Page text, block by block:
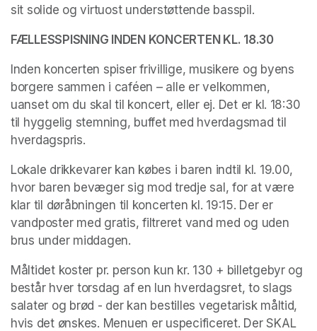
sit solide og virtuost understøttende basspil.
FÆLLESSPISNING INDEN KONCERTEN KL. 18.30
Inden koncerten spiser frivillige, musikere og byens
borgere sammen i caféen – alle er velkommen,
uanset om du skal til koncert, eller ej. Det er kl. 18:30
til hyggelig stemning, buffet med hverdagsmad til
hverdagspris.
Lokale drikkevarer kan købes i baren indtil kl. 19.00,
hvor baren bevæger sig mod tredje sal, for at være
klar til døråbningen til koncerten kl. 19:15. Der er
vandposter med gratis, filtreret vand med og uden
brus under middagen.
Måltidet koster pr. person kun kr. 130 + billetgebyr og
består hver torsdag af en lun hverdagsret, to slags
salater og brød - der kan bestilles vegetarisk måltid,
hvis det ønskes. Menuen er uspecificeret. Der SKAL